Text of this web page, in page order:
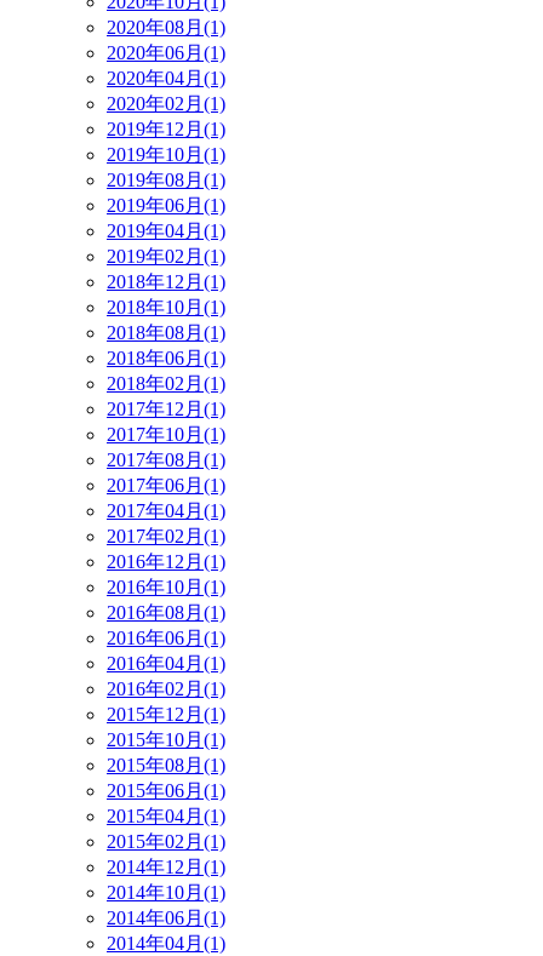
2020年08月(1)
2020年06月(1)
2020年04月(1)
2020年02月(1)
2019年12月(1)
2019年10月(1)
2019年08月(1)
2019年06月(1)
2019年04月(1)
2019年02月(1)
2018年12月(1)
2018年10月(1)
2018年08月(1)
2018年06月(1)
2018年02月(1)
2017年12月(1)
2017年10月(1)
2017年08月(1)
2017年06月(1)
2017年04月(1)
2017年02月(1)
2016年12月(1)
2016年10月(1)
2016年08月(1)
2016年06月(1)
2016年04月(1)
2016年02月(1)
2015年12月(1)
2015年10月(1)
2015年08月(1)
2015年06月(1)
2015年04月(1)
2015年02月(1)
2014年12月(1)
2014年10月(1)
2014年06月(1)
2014年04月(1)